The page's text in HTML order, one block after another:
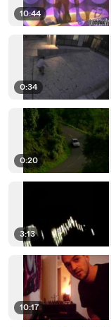
10:44
0:34
0:20
3:13
10:17